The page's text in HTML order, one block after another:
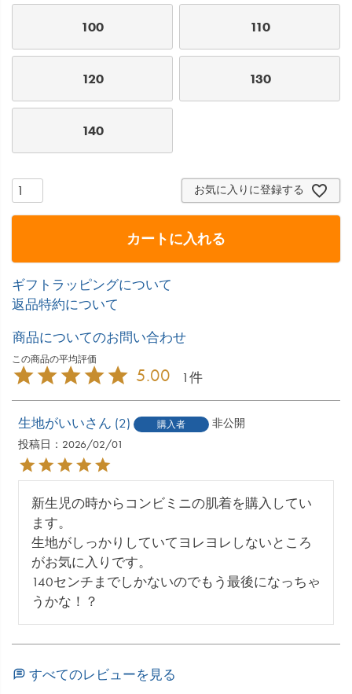
100 110
120 130
140
お気に入りに登録する
カートに入れる
ギフトラッピングについて
返品特約について
商品についてのお問い合わせ
5.00 1
生地がいい 2 購入者
非公開
投稿日
2026/02/01
新生児の時からコンビミニの肌着を購入してい
ます。
生地がしっかりしていてヨレヨレしないところ
がお気に入りです。
140センチまでしかないのでもう最後になっちゃ
うかな！？
すべてのレビューを見る